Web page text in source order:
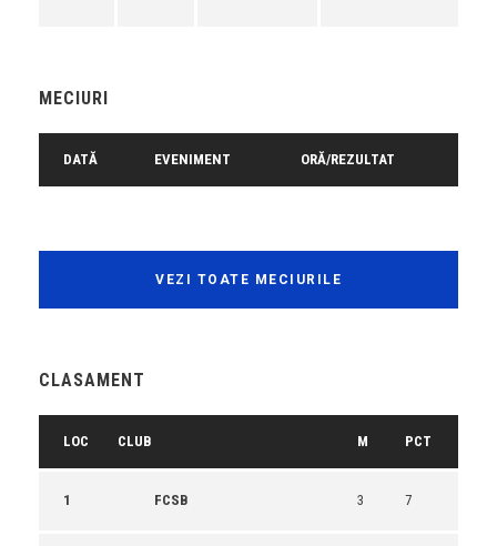
MECIURI
DATĂ EVENIMENT ORĂ/REZULTAT
VEZI TOATE MECIURILE
CLASAMENT
LOC CLUB M PCT
1 FCSB 3 7